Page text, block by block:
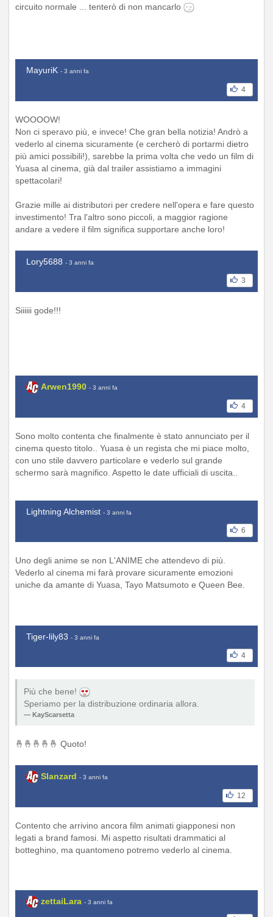
circuito normale ... tenterò di non mancarlo
MayuriK - 3 anni fa
4
WOOOOW!
Non ci speravo più, e invece! Che gran bella notizia! Andrò a
vederlo al cinema sicuramente (e cercherò di portarmi dietro
più amici possibili!), sarebbe la prima volta che vedo un film di
Yuasa al cinema, già dal trailer assistiamo a immagini
spettacolari!
Grazie mille ai distributori per credere nell'opera e fare questo
investimento! Tra l'altro sono piccoli, a maggior ragione
andare a vedere il film significa supportare anche loro!
Lory5688 - 3 anni fa
3
Siiiiii gode!!!
Arwen1990 - 3 anni fa
4
Sono molto contenta che finalmente è stato annunciato per il
cinema questo titolo.. Yuasa è un regista che mi piace molto,
con uno stile davvero particolare e vederlo sul grande
schermo sarà magnifico. Aspetto le date ufficiali di uscita..
Lightning Alchemist - 3 anni fa
6
Uno degli anime se non L'ANIME che attendevo di più.
Vederlo al cinema mi farà provare sicuramente emozioni
uniche da amante di Yuasa, Tayo Matsumoto e Queen Bee.
Tiger-lily83 - 3 anni fa
4
Più che bene!
Speriamo per la distribuzione ordinaria allora.
KayScarsetta
🤞🤞🤞🤞🤞 Quoto!
Slanzard - 3 anni fa
12
Contento che arrivino ancora film animati giapponesi non
legati a brand famosi. Mi aspetto risultati drammatici al
botteghino, ma quantomeno potremo vederlo al cinema.
zettaiLara - 3 anni fa